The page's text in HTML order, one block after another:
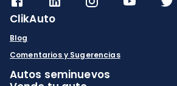
ClikAuto
Blog
Comentarios y Sugerencias
Autos seminuevos